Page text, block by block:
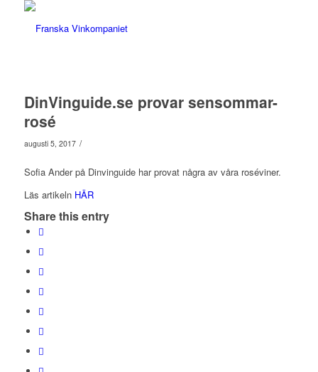
DinVinguide.se provar sensommar-
rosé
augusti 5, 2017 /
Sofia Ander på Dinvinguide har provat några av våra roséviner.
Läs artikeln HÄR
Share this entry